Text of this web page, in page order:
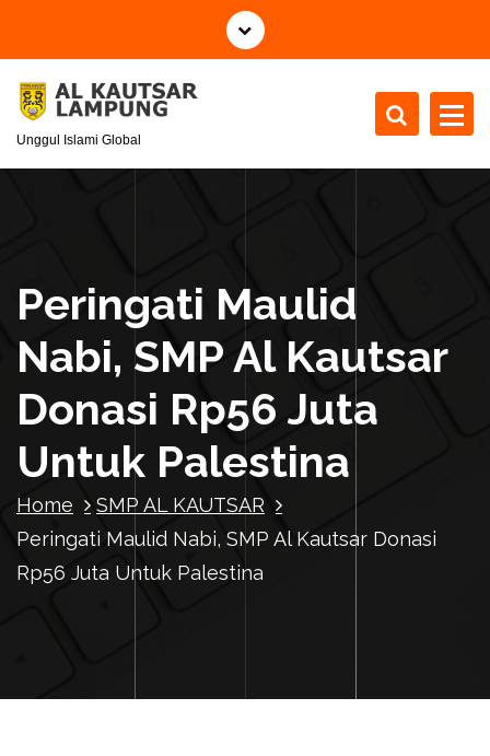
i
c
Unggul Islami Global
Peringati Maulid
Nabi, SMP Al Kautsar
Donasi Rp56 Juta
Untuk Palestina
Home
SMP AL KAUTSAR
Peringati Maulid Nabi, SMP Al Kautsar Donasi
Rp56 Juta Untuk Palestina